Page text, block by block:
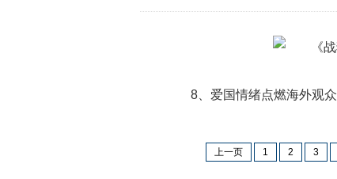
8、爱国情绪点燃海外观众
上一页 1 2 3